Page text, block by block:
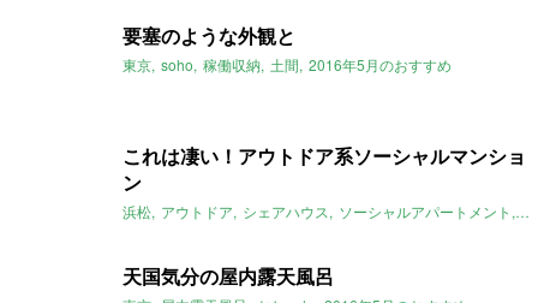
要塞のような外観と
東京 soho 稼働収納 土間 2016年5月のおすすめ
これは凄い！アウトドア系ソーシャルマンショ
ン
浜松 アウトドア シェアハウス ソーシャルアパートメント
天国気分の屋内露天風呂